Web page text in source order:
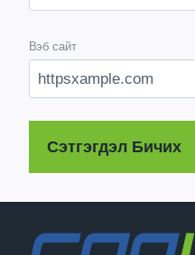
Вэб сайт